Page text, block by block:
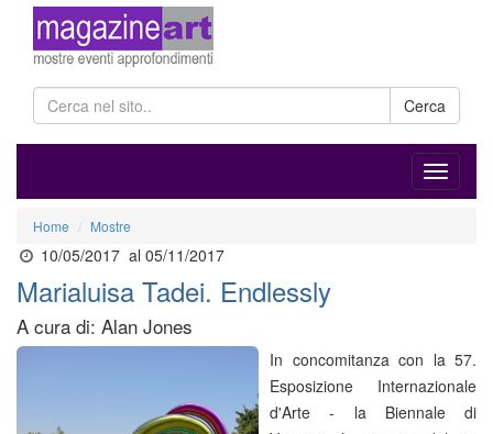
Cerca
Home Mostre
10/05/2017 al 05/11/2017
Marialuisa Tadei. Endlessly
A cura di: Alan Jones
In concomitanza con la 57.
Esposizione Internazionale
d'Arte - la Biennale di